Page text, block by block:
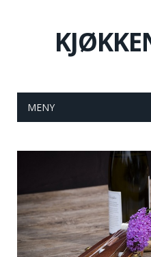
MENY